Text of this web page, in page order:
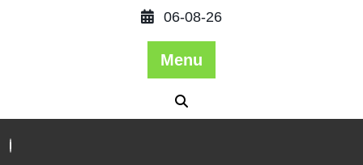
06-08-26
Menu